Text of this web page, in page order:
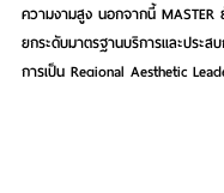
ความงามสูง นอกจากนี้
ยกระดับมาตรฐานบริการและประ
การเป็น Regional Aesthetic